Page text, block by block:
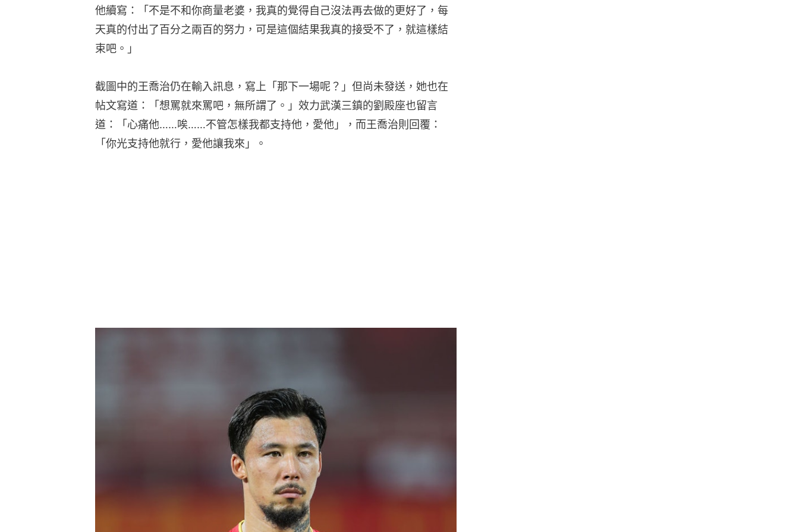
他續寫：「不是不和你商量老婆，我真的覺得自己沒法再去做的更好了，每
天真的付出了百分之兩百的努力，可是這個結果我真的接受不了，就這樣結
束吧。」
截圖中的王喬治仍在輸入訊息，寫上「那下一場呢？」但尚未發送，她也在
帖文寫道：「想罵就來罵吧，無所謂了。」效力武漢三鎮的劉殿座也留言
道：「心痛他……唉……不管怎樣我都支持他，愛他」，而王喬治則回覆：
「你光支持他就行，愛他讓我來」。